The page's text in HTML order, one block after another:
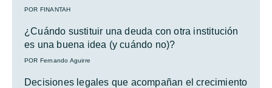
POR FINANTAH
¿Cuándo sustituir una deuda con otra institución
es una buena idea (y cuándo no)?
POR Fernando Aguirre
Decisiones legales que acompañan el crecimiento